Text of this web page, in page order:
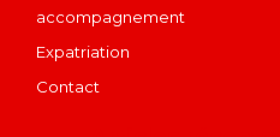
accompagnement
Expatriation
Contact